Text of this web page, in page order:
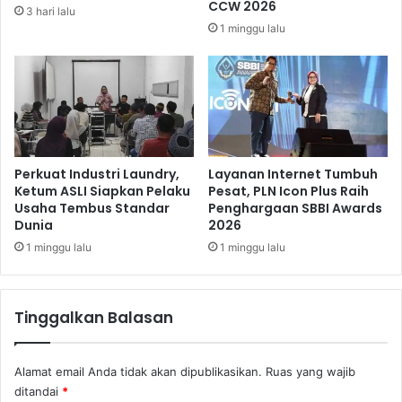
a
a
P
e
n
e
r
b
a
n
H
a
i
3 hari lalu CCW 2026
1 minggu lalu
Perkuat Industri Laundry,
Ketum ASLI Siapkan Pelaku
Usaha Tembus Standar
Dunia
1 minggu lalu
Layanan Internet Tumbuh
Pesat, PLN Icon Plus Raih
Penghargaan SBBI Awards
2026
1 minggu lalu
Tinggalkan Balasan
Alamat email Anda tidak akan dipublikasikan. Ruas yang wajib
ditandai *